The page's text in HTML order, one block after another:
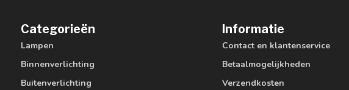
Categorieën
Lampen
Binnenverlichting
Buitenverlichting
Informatie
Contact en klantenservice
Betaalmogelijkheden
Verzendkosten